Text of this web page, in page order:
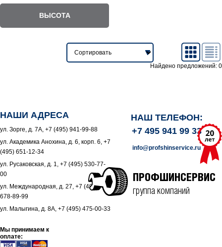
ВЫСОТА
Найдено предложений: 0
НАШИ АДРЕСА
ул. Зорге, д. 7А, +7 (495) 941-99-88
ул. Академика Анохина, д. 6, корп. 6, +7
(495) 651-12-34
ул. Русаковская, д. 1, +7 (495) 530-77-
00
ул. Международная, д. 27, +7 (495)
678-89-99
ул. Малыгина, д. 8А, +7 (495) 475-00-33
Мы принимаем к
оплате:
НАШ ТЕЛЕФОН:
+7 495 941 99 33
info@profshinservice.ru
ПРОФШИНСЕРВИС
группа компаний